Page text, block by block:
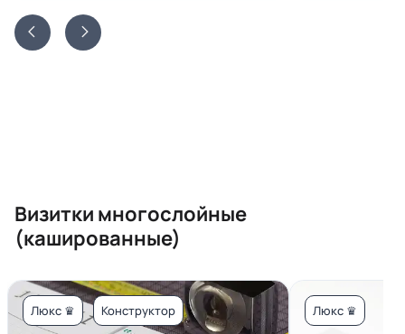
Визитки многослойные
(кашированные)
Люкс ♛ Конструктор Люкс ♛